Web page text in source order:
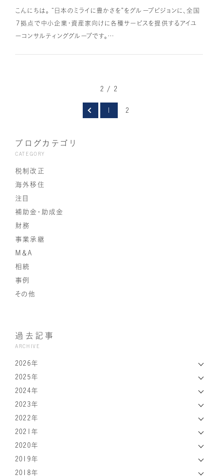
こんにちは。 “日本のミライに豊かさを”をグループビジョンに、全国
７拠点で中小企業・資産家向けに各種サービスを提供するアイユ
ーコンサルティンググループです。…
2 / 2
2
ブログカテゴリ
CATEGORY
税制改正
海外移住
注目
補助金・助成金
財務
事業承継
Ｍ＆Ａ
相続
事例
その他
過去記事
ARCHIVE
2026年
2025年
2024年
2023年
2022年
2021年
2020年
2019年
2018年